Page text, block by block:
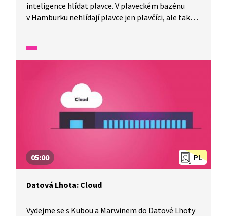
inteligence hlídat plavce. V plaveckém bazénu
v Hamburku nehlídají plavce jen plavčíci, ale také
která rozpozná tonoucího. Nejprve sleduje
PL
05:00
Datová Lhota: Cloud
Vydejme se s Kubou a Marwinem do Datové Lhoty